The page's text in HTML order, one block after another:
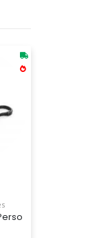
Azul, Amarelo
Chuva. Feito
Pead 30 Micras,